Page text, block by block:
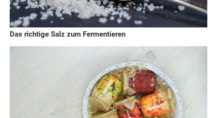
Das richtige Salz zum Fermentieren